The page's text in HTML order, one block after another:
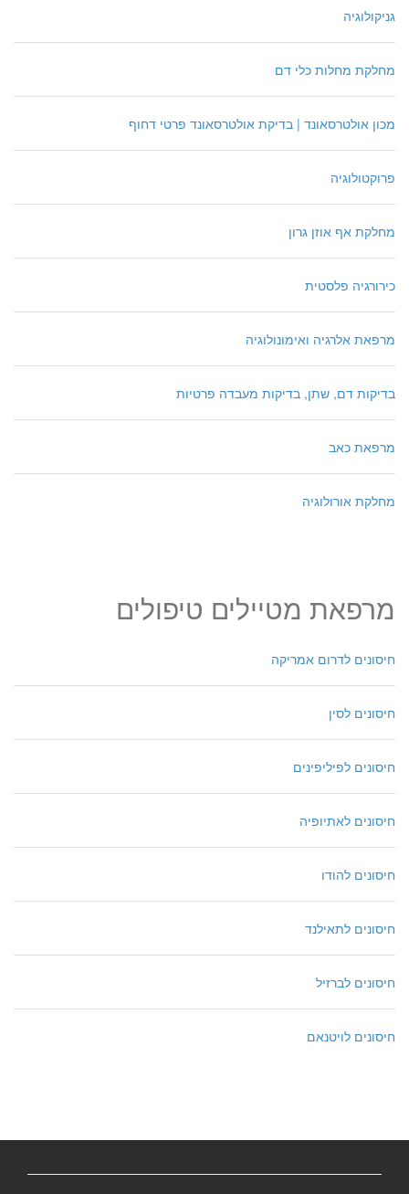
גניקולוגיה
מחלקת מחלות כלי דם
מכון אולטרסאונד | בדיקת אולטרסאונד פרטי דחוף
פרוקטולוגיה
מחלקת אף אוזן גרון
כירורגיה פלסטית
מרפאת אלרגיה ואימונולוגיה
בדיקות דם, שתן, בדיקות מעבדה פרטיות
מרפאת כאב
מחלקת אורולוגיה
מרפאת מטיילים טיפולים
חיסונים לדרום אמריקה
חיסונים לסין
חיסונים לפיליפינים
חיסונים לאתיופיה
חיסונים להודו
חיסונים לתאילנד
חיסונים לברזיל
חיסונים לויטנאם